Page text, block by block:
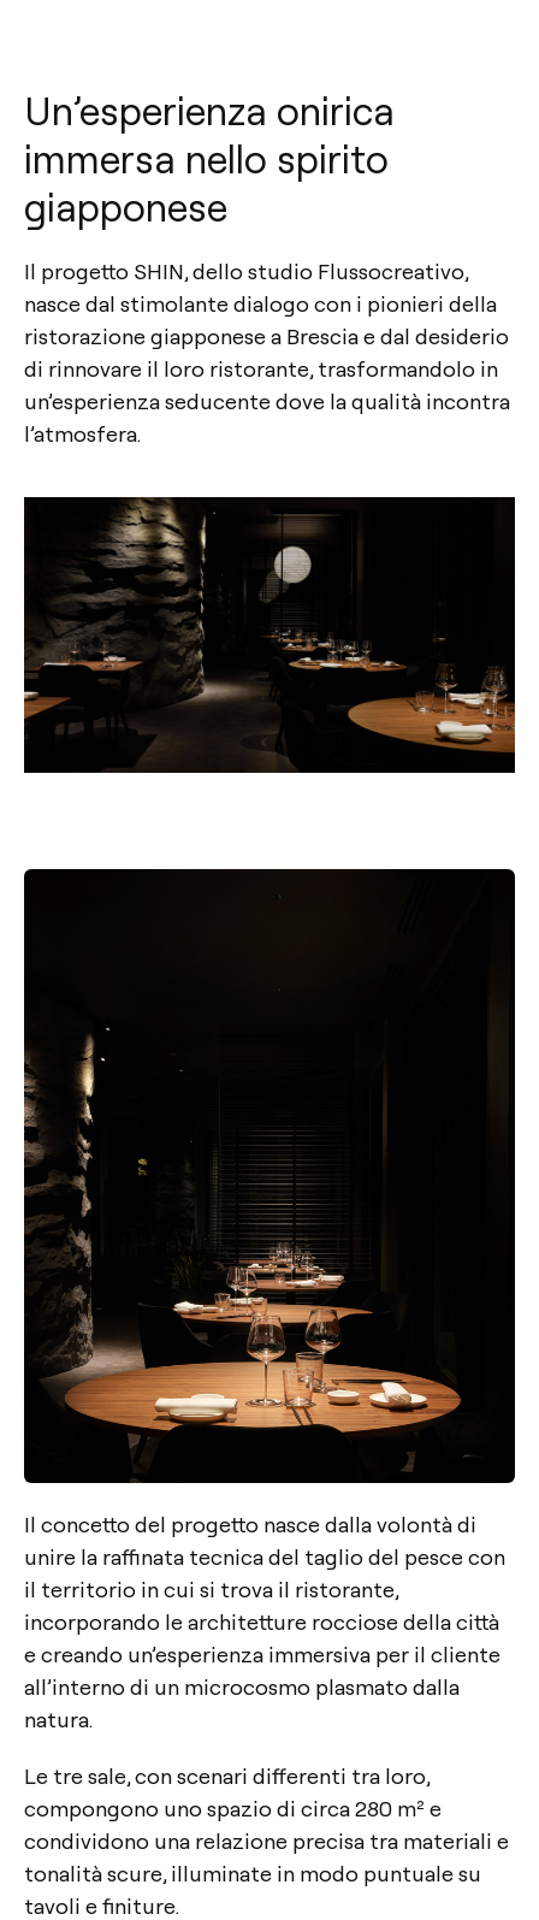
Un’esperienza onirica
immersa nello spirito
giapponese
Il progetto SHIN, dello studio Flussocreativo,
nasce dal stimolante dialogo con i pionieri della
ristorazione giapponese a Brescia e dal desiderio
di rinnovare il loro ristorante, trasformandolo in
un’esperienza seducente dove la qualità incontra
l’atmosfera.
Il concetto del progetto nasce dalla volontà di
unire la raffinata tecnica del taglio del pesce con
il territorio in cui si trova il ristorante,
incorporando le architetture rocciose della città
e creando un’esperienza immersiva per il cliente
all’interno di un microcosmo plasmato dalla
natura.
Le tre sale, con scenari differenti tra loro,
compongono uno spazio di circa 280 m² e
condividono una relazione precisa tra materiali e
tonalità scure, illuminate in modo puntuale su
tavoli e finiture.